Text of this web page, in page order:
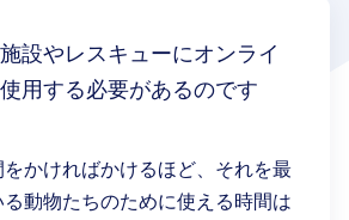
設やレスキューにオンライ
用する必要があるのです
かければかけるほど、それを最
動物たちのために使える時間は